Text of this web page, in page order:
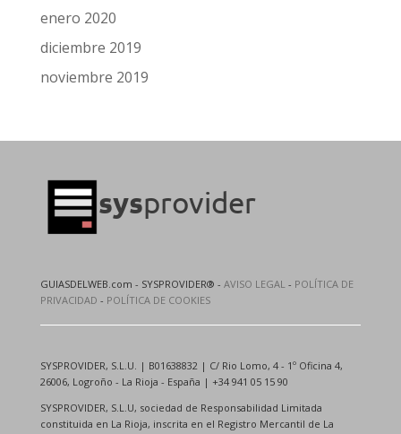
enero 2020
diciembre 2019
noviembre 2019
GUIASDELWEB.com - SYSPROVIDER® - AVISO LEGAL - POLÍTICA DE
PRIVACIDAD - POLÍTICA DE COOKIES
SYSPROVIDER, S.L.U. | B01638832 | C/ Rio Lomo, 4 - 1º Oficina 4,
26006, Logroño - La Rioja - España | +34 941 05 15 90
SYSPROVIDER, S.L.U, sociedad de Responsabilidad Limitada
constituida en La Rioja, inscrita en el Registro Mercantil de La